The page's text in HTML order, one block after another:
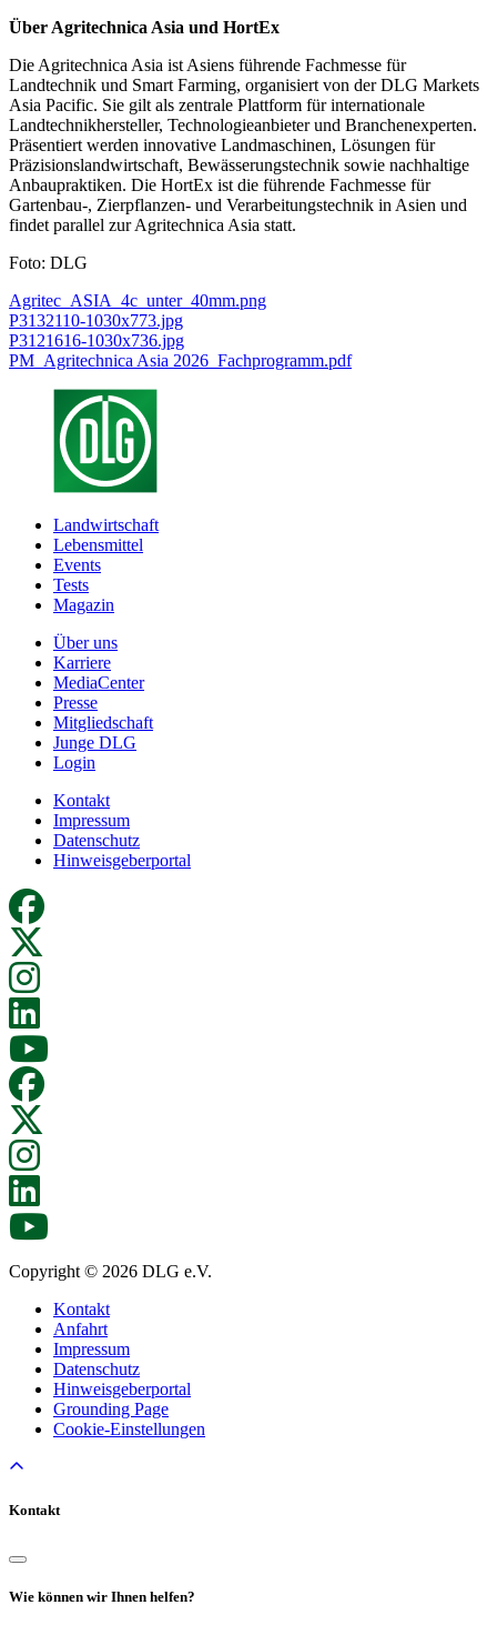
Über Agritechnica Asia und HortEx
Die Agritechnica Asia ist Asiens führende Fachmesse für
Landtechnik und Smart Farming, organisiert von der DLG Markets
Asia Pacific. Sie gilt als zentrale Plattform für internationale
Landtechnikhersteller, Technologieanbieter und Branchenexperten.
Präsentiert werden innovative Landmaschinen, Lösungen für
Präzisionslandwirtschaft, Bewässerungstechnik sowie nachhaltige
Anbaupraktiken. Die HortEx ist die führende Fachmesse für
Gartenbau-, Zierpflanzen- und Verarbeitungstechnik in Asien und
findet parallel zur Agritechnica Asia statt.
Foto: DLG
Agritec_ASIA_4c_unter_40mm.png
P3132110-1030x773.jpg
P3121616-1030x736.jpg
PM_Agritechnica Asia 2026_Fachprogramm.pdf
Landwirtschaft
Lebensmittel
Events
Tests
Magazin
Über uns
Karriere
MediaCenter
Presse
Mitgliedschaft
Junge DLG
Login
Kontakt
Impressum
Datenschutz
Hinweisgeberportal
Copyright © 2026 DLG e.V.
Kontakt
Anfahrt
Impressum
Datenschutz
Hinweisgeberportal
Grounding Page
Cookie-Einstellungen
Kontakt
Wie können wir Ihnen helfen?